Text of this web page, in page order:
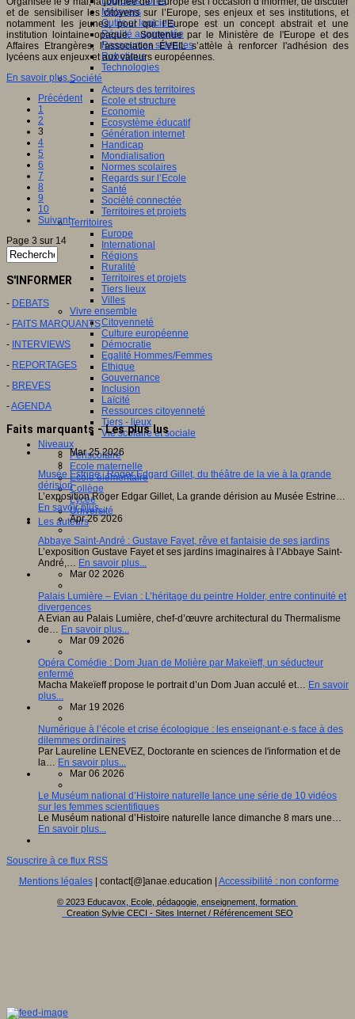
Métavers
Outils et logiciels
Réalité augmentée
Ressources sciences
Robotique
Technologies
Société
Acteurs des territoires
Ecole et structure
Economie
Ecosystème éducatif
Génération internet
Handicap
Mondialisation
Normes scolaires
Regards sur l’Ecole
Santé
Société connectée
Territoires et projets
Territoires
Europe
International
Régions
Ruralité
Territoires et projets
Tiers lieux
Villes
Vivre ensemble
Citoyenneté
Culture européenne
Démocratie
Egalité Hommes/Femmes
Ethique
Gouvernance
Inclusion
Laïcité
Ressources citoyenneté
Tiers - lieux
Vie scolaire et sociale
Niveaux
Périscolaire
Ecole maternelle
Ecole élémentaire
Collège
Lycée
Université
Les auteurs
et de sensibiliser les citoyens sur l’Europe, ses enjeux et ses institutions, et
notamment les jeunes, pour qui l’Europe est un concept abstrait et une
institution lointaine opaque. Soutenue par le Ministère de l'Europe et des
Affaires Etrangères, l’association ÉVEIL s’attèle à renforcer l'adhésion des
lycéens aux enjeux et aux valeurs européennes.
En savoir plus...
Précédent
1
2
3
4
5
6
7
8
9
10
Suivant
Page 3 sur 14
S'INFORMER
- DEBATS
- FAITS MARQUANTS
- INTERVIEWS
- REPORTAGES
- BREVES
-AGENDA
Faits marquants - Les plus lus
Mar 25 2026
Musée Estrine : Roger Edgard Gillet, du théâtre de la vie à la grande
dérision
L’exposition Roger Edgar Gillet, La grande dérision au Musée Estrine…
En savoir plus...
Apr 26 2026
Abbaye Saint-André : Gustave Fayet, rêve et fantaisie de ses jardins
L’exposition Gustave Fayet et ses jardins imaginaires à l’Abbaye Saint-
André,… En savoir plus...
Mar 02 2026
Palais Lumière – Evian : L’héritage du peintre Holder, entre continuité et
divergences
A Evian au Palais Lumière, chef-d’œuvre architectural du Thermalisme
de… En savoir plus...
Mar 09 2026
Opéra Comédie : Dom Juan de Molière par Makeïeff, un séducteur
enfermé
Macha Makeïeff propose le portrait d’un Dom Juan acculé et… En savoir
plus...
Mar 19 2026
Numérique à l’école et crise écologique : les enseignant·e·s face à des
dilemmes ordinaires
Par Laureline LENEVEZ, Doctorante en sciences de l'information et de
la… En savoir plus...
Mar 06 2026
Le Muséum national d’Histoire naturelle lance une série de 10 vidéos
sur les femmes scientifiques
Le Muséum national d’Histoire naturelle lance dimanche 8 mars une…
En savoir plus...
Souscrire à ce flux RSS
Mentions légales| contact[@]anae.education | Accessibilité : non conforme
© 2023 Educavox, Ecole, pédagogie, enseignement, formation
Creation Sylvie CECI - Sites Internet / Référencement SEO